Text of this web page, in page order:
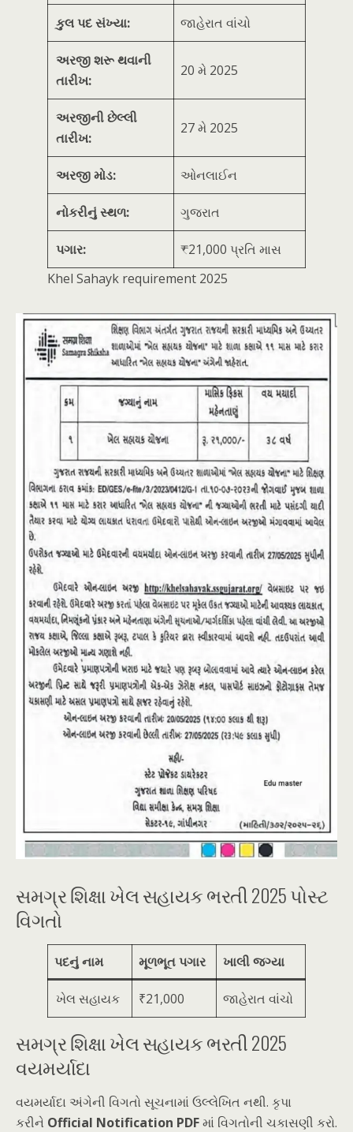
કુલ પદ સંખ્યા: જાહેરાત વાંચો
અરજી શરૂ થવાની
તારીખ:
20 મે 2025
અરજીની છેલ્લી
તારીખ:
27 મે 2025
અરજી મોડ: ઓનલાઈન
નોકરીનું સ્થળ: ગુજરાત
પગાર:
₹21,000 પ્રતિ માસ
Khel Sahayk requirement 2025
સમગ્ર શિક્ષા ખેલ સહાયક ભરતી 2025 પોસ્ટ
વિગતો
પદનું નામ મૂળભૂત પગાર ખાલી જગ્યા
ખેલ સહાયક ₹21,000 જાહેરાત વાંચો
સમગ્ર શિક્ષા ખેલ સહાયક ભરતી 2025
વયમર્યાદા
વયમર્યાદા અંગેની વિગતો સૂચનામાં ઉલ્લેખિત નથી. કૃપા
કરીને Official Notification PDFમાં વિગતોની ચકાસણી કરો.